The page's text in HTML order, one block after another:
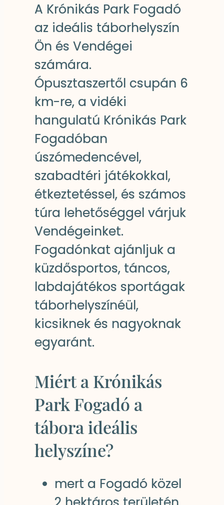
A Krónikás Park Fogadó
az ideális táborhelyszín
Ön és Vendégei
számára.
Ópusztaszertől csupán 6
km-re, a vidéki
hangulatú Krónikás Park
Fogadóban
úszómedencével,
szabadtéri játékokkal,
étkeztetéssel, és számos
túra lehetőséggel várjuk
Vendégeinket.
Fogadónkat ajánljuk a
küzdősportos, táncos,
labdajátékos sportágak
táborhelyszínéül,
kicsiknek és nagyoknak
egyaránt.
Miért a Krónikás
Park Fogadó a
tábora ideális
helyszíne?
mert a Fogadó közel